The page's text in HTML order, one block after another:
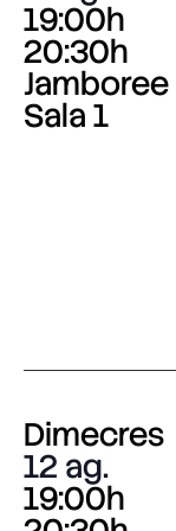
19:00h
20:30h
Jamboree
Sala 1
Dimecres
12 ag.
19:00h